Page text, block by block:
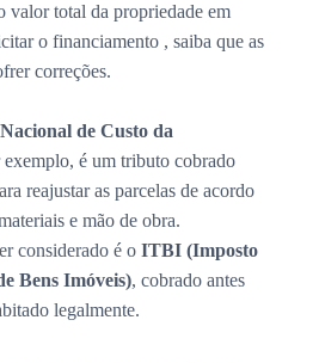
valor total da propriedade em
o financiamento , saiba que as
correções.
de Custo da
exemplo, é um tributo cobrado
reajustar as parcelas de acordo
e mão de obra.
considerado é o ITBI (Imposto
Bens Imóveis), cobrado antes
legalmente.